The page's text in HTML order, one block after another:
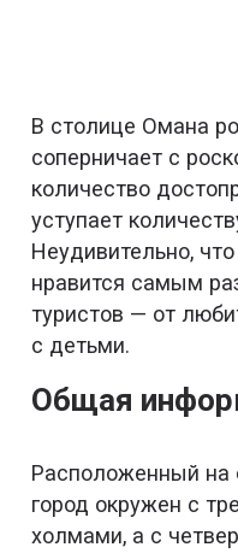
В столице Омана
соперничает с
количество
уступает
Неудивительно,
нравится самым
туристов — от
с детьми.
Общая
Расположенный на
город окружен с
холмами, а с